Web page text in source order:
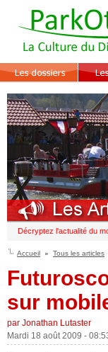
Décryptez l'actualité du
Accueil Tous les articles
sur
par Jonathan Lutaster
Mardi 18 août 2009 -